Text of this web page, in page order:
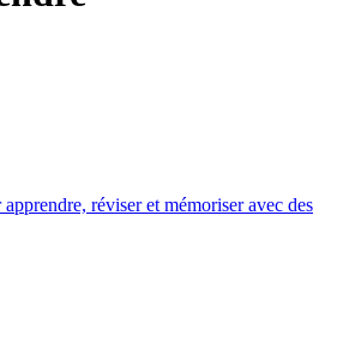
réviser et mémoriser avec des